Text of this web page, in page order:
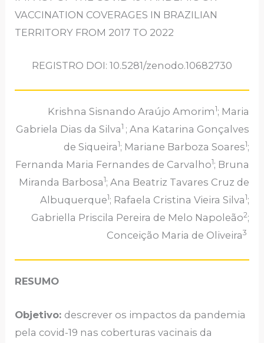
VACCINATION COVERAGES IN BRAZILIAN
TERRITORY FROM 2017 TO 2022
REGISTRO DOI: 10.5281/zenodo.10682730
Krishna Sisnando Araújo Amorim1; Maria
Gabriela Dias da Silva1 ; Ana Katarina Gonçalves
de Siqueira1; Mariane Barboza Soares1;
Fernanda Maria Fernandes de Carvalho1; Bruna
Miranda Barbosa1; Ana Beatriz Tavares Cruz de
Albuquerque1; Rafaela Cristina Vieira Silva1;
Gabriella Priscila Pereira de Melo Napoleão2;
Conceição Maria de Oliveira3
RESUMO
Objetivo: descrever os impactos da pandemia
pela covid-19 nas coberturas vacinais da